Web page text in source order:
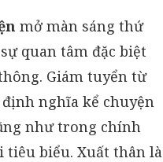
mở màn sáng thứ
quan tâm đặc biệt
Giám tuyển từ
định nghĩa kể chuyện
như trong chính
tiêu biểu. Xuất thân là